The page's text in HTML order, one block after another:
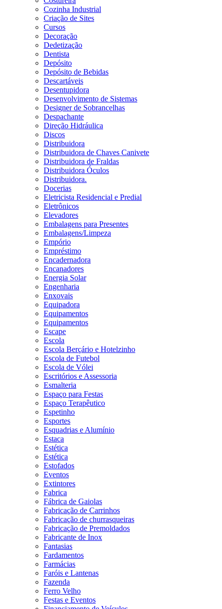
Cozinha Industrial
Criação de Sites
Cursos
Decoração
Dedetização
Dentista
Depósito
Depósito de Bebidas
Descartáveis
Desentupidora
Desenvolvimento de Sistemas
Designer de Sobrancelhas
Despachante
Direção Hidráulica
Discos
Distribuidora
Distribuidora de Chaves Canivete
Distribuidora de Fraldas
Distribuidora Óculos
Distribuidora.
Docerias
Eletricista Residencial e Predial
Eletrônicos
Elevadores
Embalagens para Presentes
Embalagens/Limpeza
Empório
Empréstimo
Encadernadora
Encanadores
Energia Solar
Engenharia
Enxovais
Equipadora
Equipamentos
Equipamentos
Escape
Escola
Escola Berçário e Hotelzinho
Escola de Futebol
Escola de Vólei
Escritórios e Assessoria
Esmalteria
Espaço para Festas
Espaço Terapêutico
Espetinho
Esportes
Esquadrias e Alumínio
Estaca
Estética
Estética
Estofados
Eventos
Extintores
Fabrica
Fábrica de Gaiolas
Fabricação de Carrinhos
Fabricação de churrasqueiras
Fabricação de Premoldados
Fabricante de Inox
Fantasias
Fardamentos
Farmácias
Faróis e Lantenas
Fazenda
Ferro Velho
Festas e Eventos